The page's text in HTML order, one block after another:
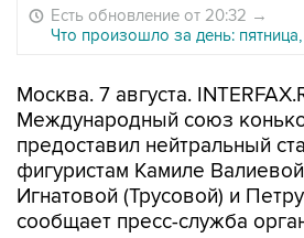
Есть обновление от 20:32 →
Что произошло за день: пятница,
Москва. 7 августа.
Международный союз
предоставил нейтральный
фигуристам Камиле
Игнатовой (Трусовой) и
сообщает пресс-служба